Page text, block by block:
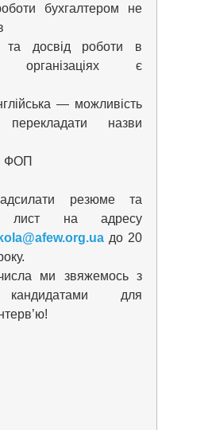
бухгалтером не
досвід роботи в
організаціях є
— можливість
назви
ФОП
резюме та
лист на адресy
до 20
ми звяжемось з
для